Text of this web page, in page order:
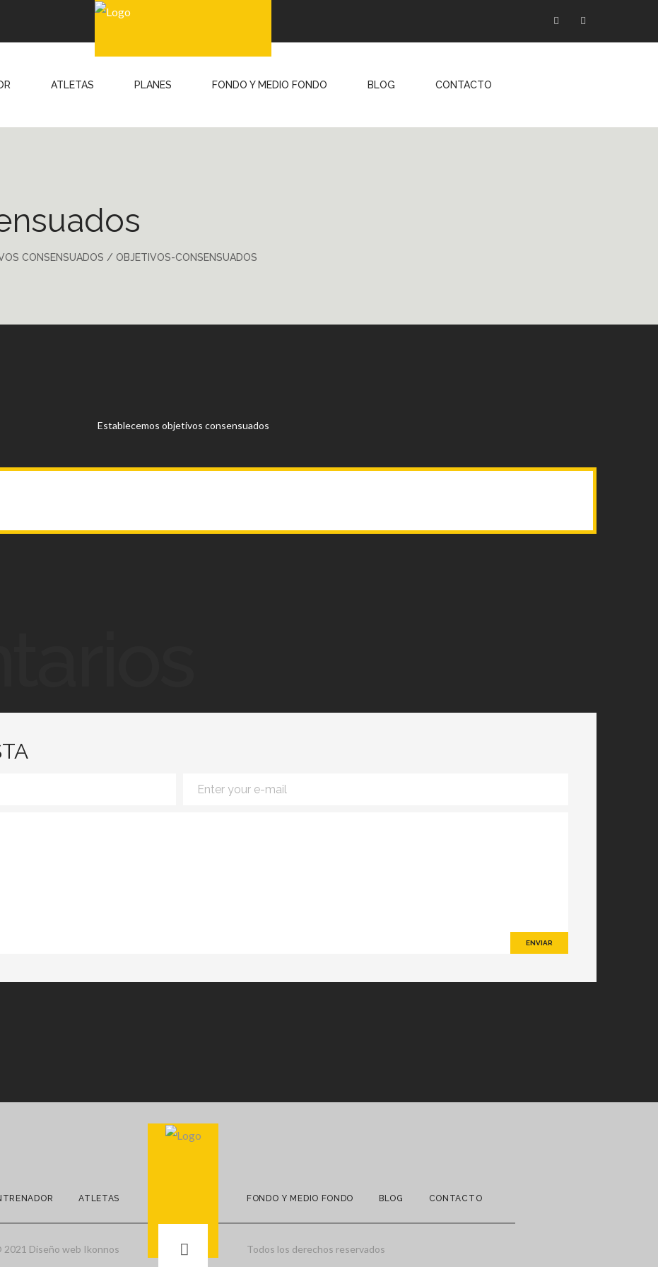
Facebook
ATLETAS PLANES FONDO Y MEDIO FONDO BLOG CONTACTO
CONSENSUADOS / OBJETIVOS-CONSENSUADOS
Establecemos objetivos consensuados
ATLETAS
2021 Diseño web Ikonnos
FONDO Y MEDIO FONDO BLOG CONTACTO
Todos los derechos reservados